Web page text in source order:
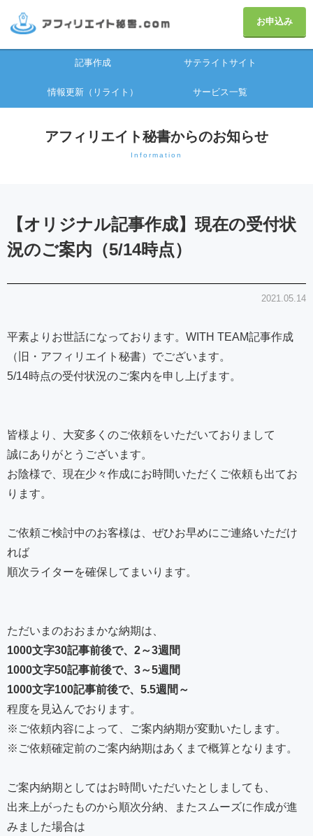
お申込み
記事作成 サテライトサイト
情報更新（リライト） サービス一覧
アフィリエイト秘書からのお知らせ
Information
【オリジナル記事作成】現在の受付状
況のご案内（5/14時点）
2021.05.14
平素よりお世話になっております。WITH TEAM記事作成
（旧・アフィリエイト秘書）でございます。
5/14時点の受付状況のご案内を申し上げます。
皆様より、大変多くのご依頼をいただいておりまして
誠にありがとうございます。
お陰様で、現在少々作成にお時間いただくご依頼も出てお
ります。
ご依頼ご検討中のお客様は、ぜひお早めにご連絡いただけ
れば
順次ライターを確保してまいります。
ただいまのおおまかな納期は、
1000文字30記事前後で、2～3週間
1000文字50記事前後で、3～5週間
1000文字100記事前後で、5.5週間～
程度を見込んでおります。
※ご依頼内容によって、ご案内納期が変動いたします。
※ご依頼確定前のご案内納期はあくまで概算となります。
ご案内納期としてはお時間いただいたとしましても、
出来上がったものから順次分納、またスムーズに作成が進
みました場合は